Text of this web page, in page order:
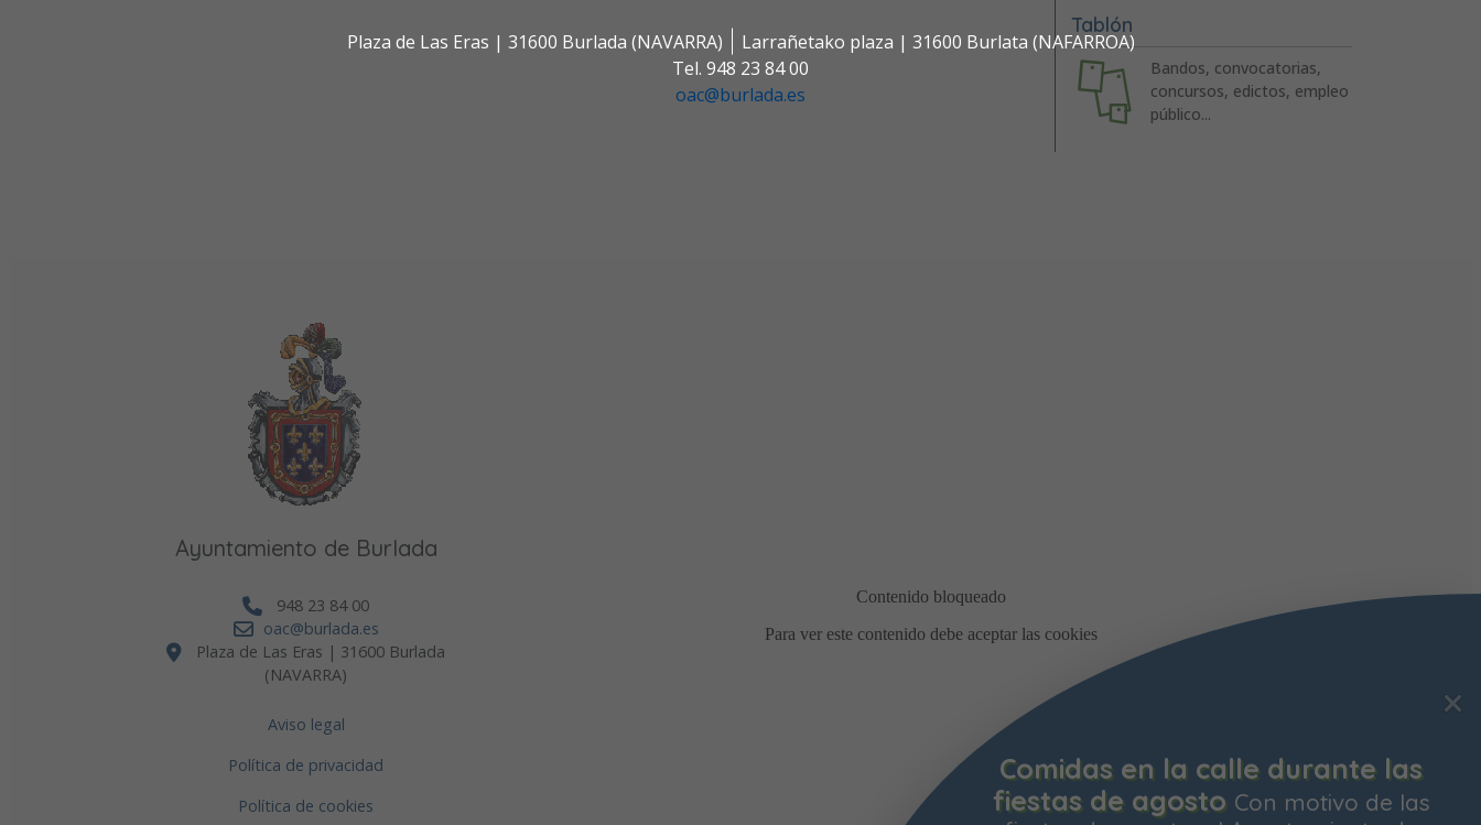
Plaza de Las Eras | 31600 Burlada (NAVARRA)
Larrañetako plaza | 31600 Burlata (NAFARROA)
Tel. 948 23 84 00
oac@burlada.es
Comidas en la calle durante las
fiestas de agosto Con motivo de las
Tablón
Bandos, convocatorias,
concursos, edictos, empleo
público...
Ayuntamiento de Burlada
948 23 84 00
oac@burlada.es
Plaza de Las Eras | 31600 Burlada
(NAVARRA)
Aviso legal
Política de privacidad
Política de cookies